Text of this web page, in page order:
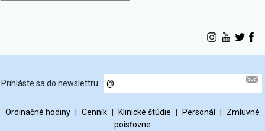
Prihláste sa do newslettru :
Ordinačné hodiny Cenník Klinické štúdie Personál
Zmluvné
poisťovne